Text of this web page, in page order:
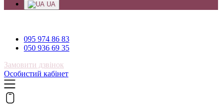
UA
095 974 86 83
050 936 69 35
Замовити дзвінок
Особистий кабінет